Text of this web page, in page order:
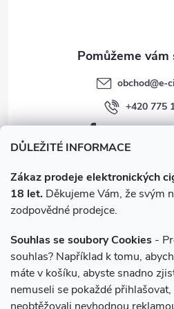
DŮLEŽITÉ INFORMACE
Zákaz prodeje elektronických
18 let. Děkujeme Vám, že svým
zodpovědné prodejce.
Souhlas se soubory Cookies -
souhlas? Například k tomu,
máte v košíku, abyste snadno
nemuseli se pokaždé
p
i
s
u
obchod@e-
+420 775
facebook.com/
Instagram